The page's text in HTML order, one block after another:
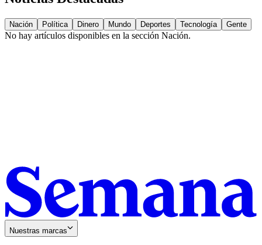
Nación Política Dinero Mundo Deportes Tecnología Gente
No hay artículos disponibles en la sección Nación.
Nuestras marcas